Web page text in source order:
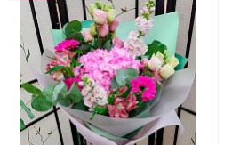
В корзину
Купить в 1 клик Сравнение
В избранное В наличии